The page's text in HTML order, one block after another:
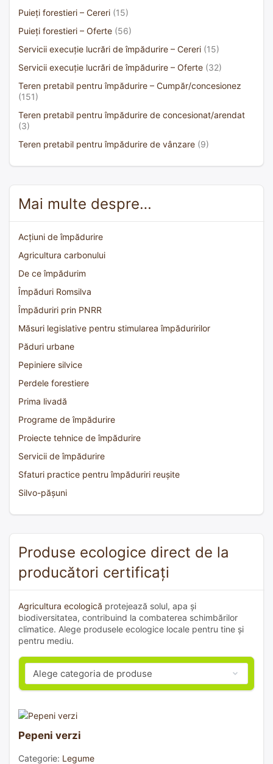
Puieți forestieri – Cereri (15)
Puieți forestieri – Oferte (56)
Servicii execuție lucrări de împădurire – Cereri (15)
Servicii execuție lucrări de împădurire – Oferte (32)
Teren pretabil pentru împădurire – Cumpăr/concesionez
(151)
Teren pretabil pentru împădurire de concesionat/arendat
(3)
Teren pretabil pentru împădurire de vânzare (9)
Mai multe despre…
Acțiuni de împădurire
Agricultura carbonului
De ce împădurim
Împăduri Romsilva
Împăduriri prin PNRR
Măsuri legislative pentru stimularea împăduririlor
Păduri urbane
Pepiniere silvice
Perdele forestiere
Prima livadă
Programe de împădurire
Proiecte tehnice de împădurire
Servicii de împădurire
Sfaturi practice pentru împăduriri reușite
Silvo-pășuni
Produse ecologice direct de la
producători certificați
Agricultura ecologică protejează solul, apa și
biodiversitatea, contribuind la combaterea schimbărilor
climatice. Alege produsele ecologice locale pentru tine și
pentru mediu.
Pepeni verzi
Categorie: Legume